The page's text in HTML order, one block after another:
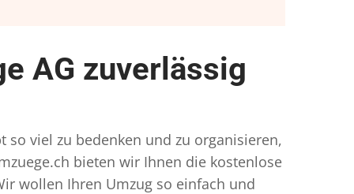
AG zuverlässig
so viel zu bedenken und zu organisieren,
bieten wir Ihnen die kostenlose
wollen Ihren Umzug so einfach und